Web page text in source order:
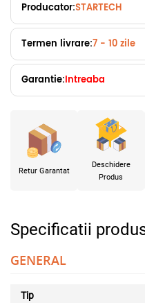
Producator:STARTECH
Termen livrare:7 - 10 zile
Garantie:Intreaba
Retur Garantat
Deschidere
Produs
Specificatii
GENERAL
Tip